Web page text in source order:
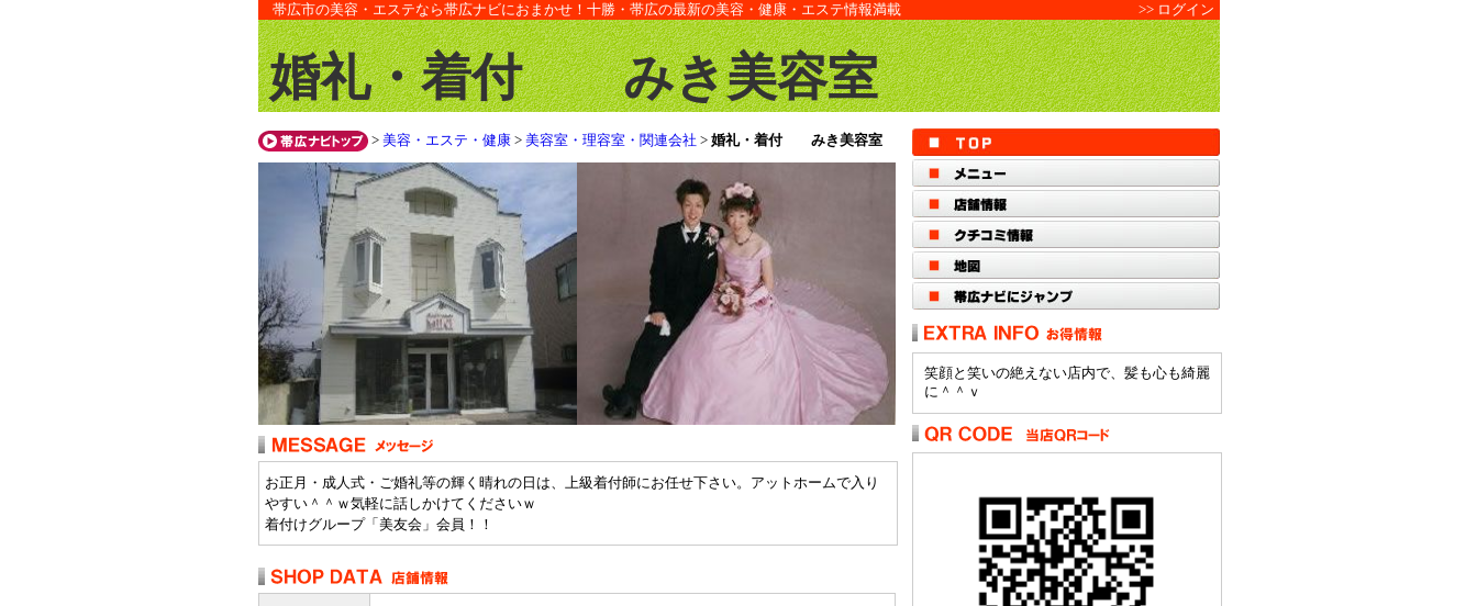
帯広市の美容・エステなら帯広ナビにおまかせ！十勝・帯広の最新の美容・健康・エステ情報満載 >> ログイン
婚礼・着付 みき美容室
> 美容・エステ・健康> 美容室・理容室・関連会社 > 婚礼・着付 みき美容室
お正月・成人式・ご婚礼等の輝く晴れの日は、上級着付師にお任せ下さい。アットホームで入り
やすい＾＾ｗ気軽に話しかけてくださいｗ
着付けグループ「美友会」会員！！
笑顔と笑いの絶えない店内で、髪も心も綺麗
に＾＾ｖ